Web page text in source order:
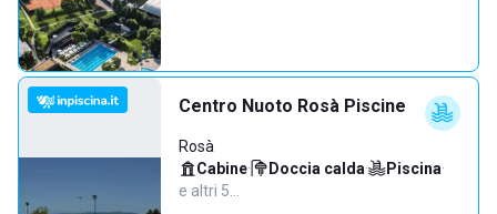
Centro Nuoto Rosà Piscine
Rosà
Cabine· Doccia calda· Piscina·
e altri 5…